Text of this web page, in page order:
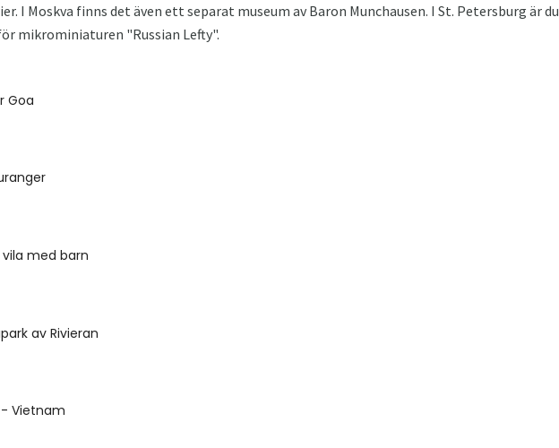
Moskva finns det även ett separat museum av Baron Munchausen. I St. Petersburg är du
mikrominiaturen "Russian Lefty".
Goa
med barn
av Rivieran
Vietnam